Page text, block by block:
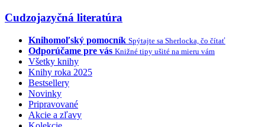
Cudzojazyčná literatúra
Knihomoľský pomocník Spýtajte sa Sherlocka, čo čítať
Odporúčame pre vás Knižné tipy ušité na mieru vám
Všetky knihy
Knihy roka 2025
Bestsellery
Novinky
Pripravované
Akcie a zľavy